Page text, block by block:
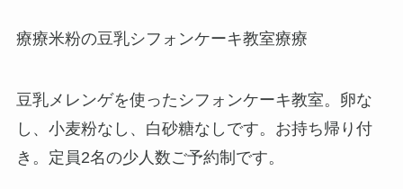
療療米粉の豆乳シフォンケーキ教室療療
豆乳メレンゲを使ったシフォンケーキ教室。卵な
し、小麦粉なし、白砂糖なしです。お持ち帰り付
き。定員2名の少人数ご予約制です。